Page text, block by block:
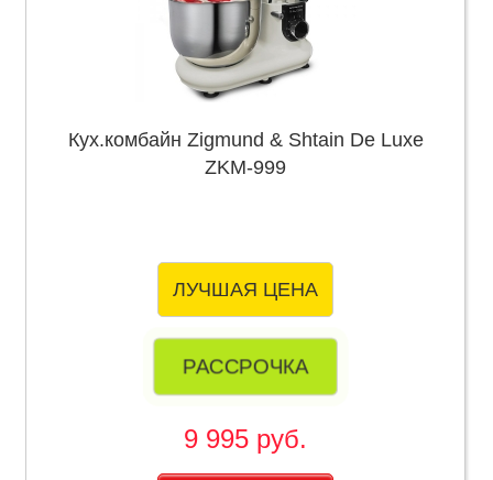
Кух.комбайн Zigmund & Shtain De Luxe
ZKM-999
ЛУЧШАЯ ЦЕНА
РАССРОЧКА
9 995 руб.